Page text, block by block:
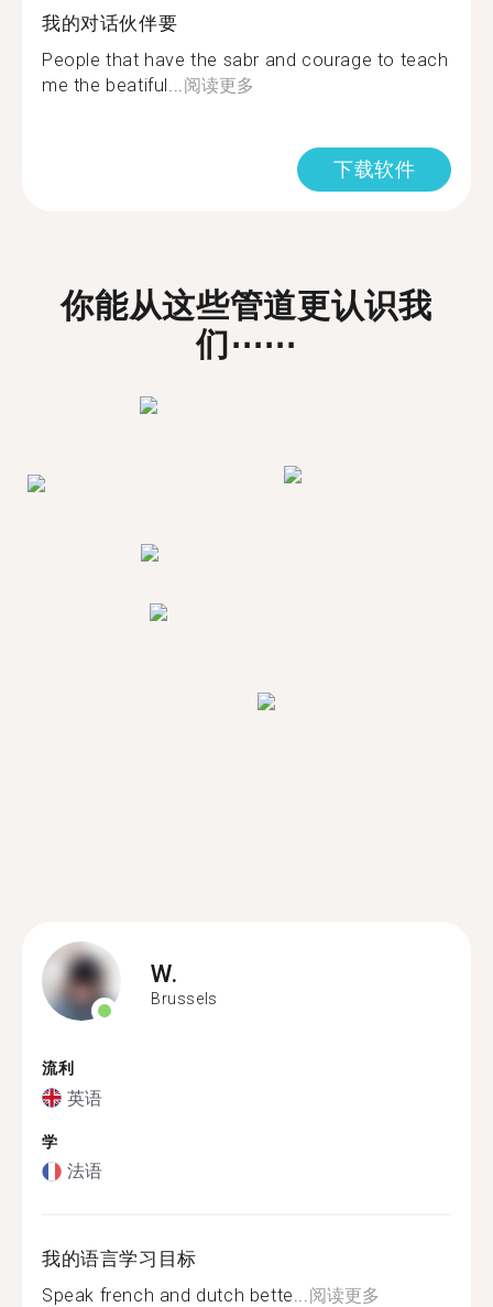
我的对话伙伴要
People that have the sabr and courage to teach
me the beatiful...阅读更多
下载软件
你能从这些管道更认识我
们⋯⋯
W.
Brussels
流利
英语
学
法语
我的语言学习目标
Speak french and dutch bette...阅读更多